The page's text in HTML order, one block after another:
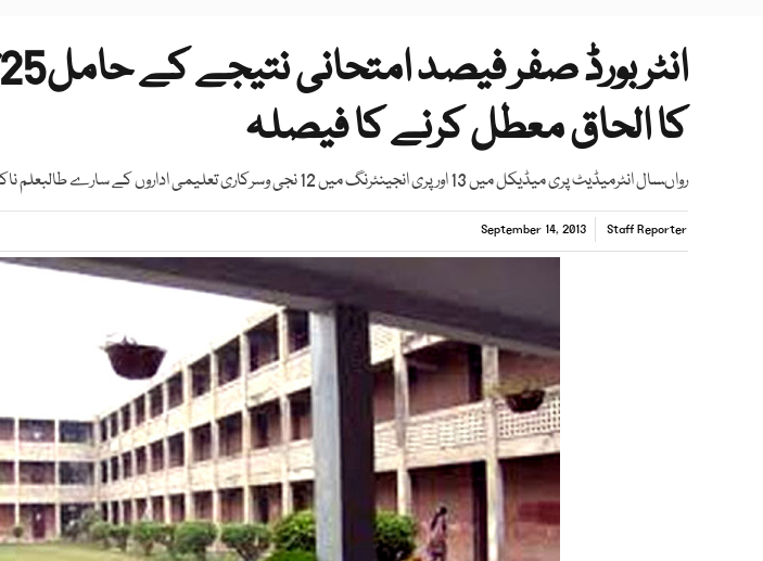
کا الحاق معطل کرنے کا فیصلہ
رواںسال انٹرمیڈیٹ پری میڈیکل میں 13 اور پری انجینئرنگ میں 12 نجی وسرکاری تعلیمی اداروں کے سارے طالبعلم ناکام۔
Staff Reporter
September 14, 2013